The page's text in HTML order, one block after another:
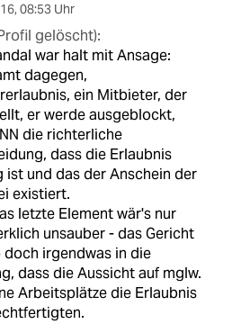
, 08:53 Uhr
gelöscht):
war halt mit Ansage:
dagegen,
ein Mitbieter, der
er werde ausgeblockt,
die richterliche
dass die Erlaubnis
ist und das der Anschein der
existiert.
letzte Element wär's nur
unsauber - das Gericht
doch irgendwas in die
dass die Aussicht auf mglw.
Arbeitsplätze die Erlaubnis